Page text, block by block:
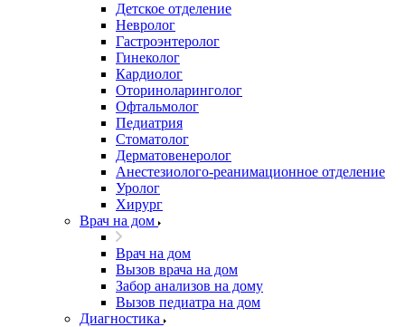
Детское отделение
Невролог
Гастроэнтеролог
Гинеколог
Кардиолог
Оториноларинголог
Офтальмолог
Педиатрия
Стоматолог
Дерматовенеролог
Анестезиолого-реанимационное отделение
Уролог
Хирург
Врач на дом
Врач на дом
Вызов врача на дом
Забор анализов на дому
Вызов педиатра на дом
Диагностика